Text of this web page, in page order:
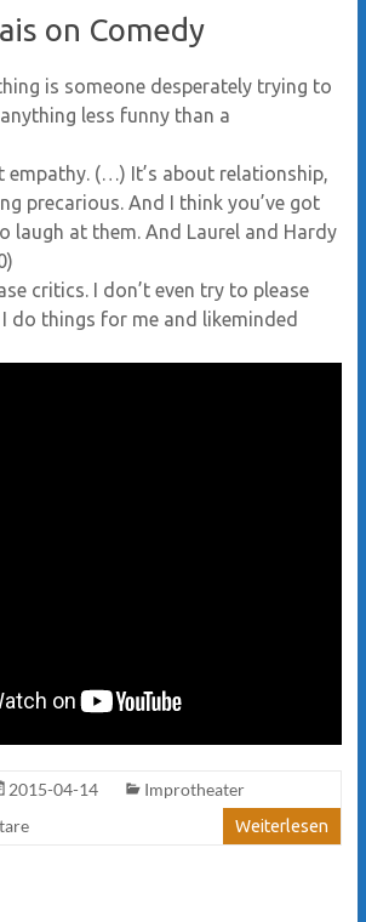
on Comedy
is someone desperately trying to
less funny than a
empathy. (…) It’s about relationship,
precarious. And I think you’ve got
laugh at them. And Laurel and Hardy
critics. I don’t even try to please
do things for me and likeminded
2015-04-14
Improtheater
Weiterlesen